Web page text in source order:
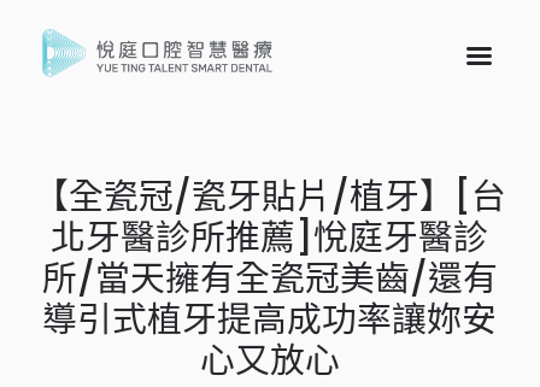
【全瓷冠/瓷牙貼片/植牙】[台
北牙醫診所推薦]悅庭牙醫診
所/當天擁有全瓷冠美齒/還有
導引式植牙提高成功率讓妳安
心又放心